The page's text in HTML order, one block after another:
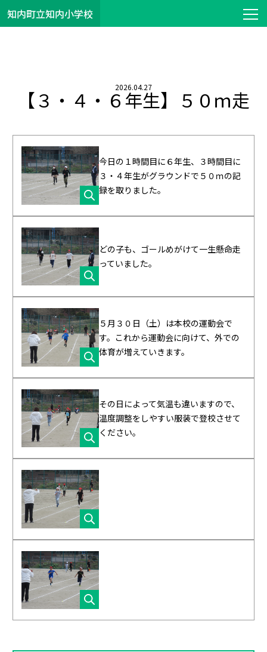
知内町立知内小学校
2026.04.27
【３・４・６年生】５０ｍ走
今日の１時間目に６年生、３時間目に
３・４年生がグラウンドで５０ｍの記
録を取りました。
どの子も、ゴールめがけて一生懸命走
っていました。
５月３０日（土）は本校の運動会で
す。これから運動会に向けて、外での
体育が増えていきます。
その日によって気温も違いますので、
温度調整をしやすい服装で登校させて
ください。